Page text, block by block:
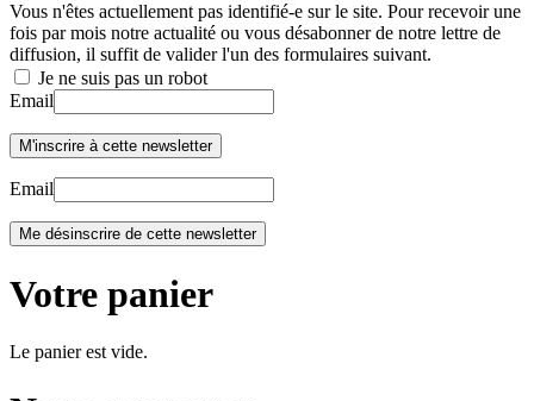
Vous n'êtes actuellement pas identifié-e sur le site. Pour recevoir une
fois par mois notre actualité ou vous désabonner de notre lettre de
diffusion, il suffit de valider l'un des formulaires suivant.
Je ne suis pas un robot
Email
Email
Votre panier
Le panier est vide.